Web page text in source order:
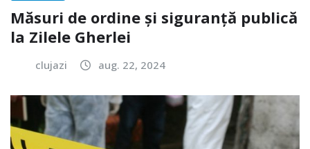
Măsuri de ordine și siguranță publică
la Zilele Gherlei
clujazi aug. 22, 2024